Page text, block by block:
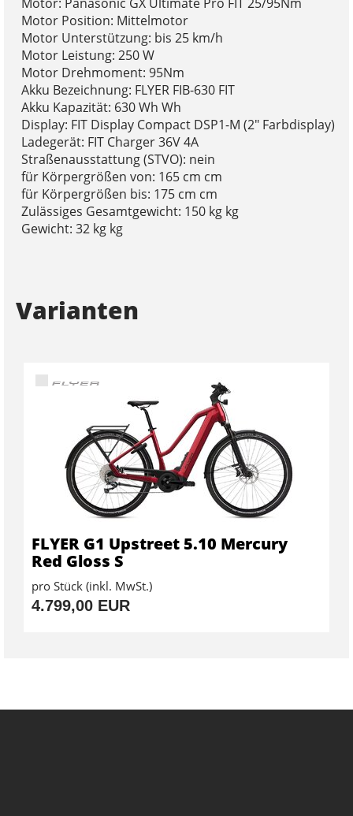
Motor Position: Mittelmotor
Motor Unterstützung: bis 25 km/h
Motor Leistung: 250 W
Motor Drehmoment: 95Nm
Akku Bezeichnung: FLYER FIB-630 FIT
Akku Kapazität: 630 Wh Wh
Display: FIT Display Compact DSP1-M (2" Farbdisplay)
Ladegerät: FIT Charger 36V 4A
Straßenausstattung (STVO): nein
für Körpergrößen von: 165 cm cm
für Körpergrößen bis: 175 cm cm
Zulässiges Gesamtgewicht: 150 kg kg
Gewicht: 32 kg kg
Varianten
FLYER G1 Upstreet 5.10 Mercury
Red Gloss S
pro Stück (inkl. MwSt.)
4.799,00 EUR